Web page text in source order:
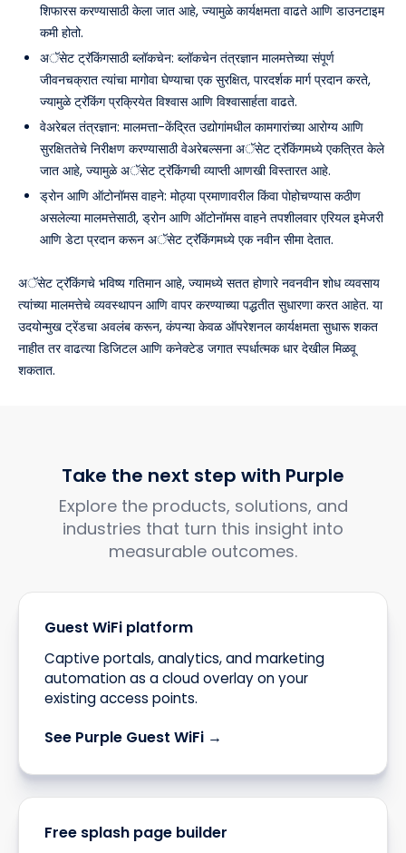
शिफारस करण्यासाठी केला जात आहे, ज्यामुळे कार्यक्षमता वाढते आणि डाउनटाइम
कमी होतो.
अॅसेट ट्रॅकिंगसाठी ब्लॉकचेन: ब्लॉकचेन तंत्रज्ञान मालमत्तेच्या संपूर्ण
जीवनचक्रात त्यांचा मागोवा घेण्याचा एक सुरक्षित, पारदर्शक मार्ग प्रदान करते,
ज्यामुळे ट्रॅकिंग प्रक्रियेत विश्वास आणि विश्वासार्हता वाढते.
वेअरेबल तंत्रज्ञान: मालमत्ता-केंद्रित उद्योगांमधील कामगारांच्या आरोग्य आणि
सुरक्षिततेचे निरीक्षण करण्यासाठी वेअरेबल्सना अॅसेट ट्रॅकिंगमध्ये एकत्रित केले
जात आहे, ज्यामुळे अॅसेट ट्रॅकिंगची व्याप्ती आणखी विस्तारत आहे.
ड्रोन आणि ऑटोनॉमस वाहने: मोठ्या प्रमाणावरील किंवा पोहोचण्यास कठीण
असलेल्या मालमत्तेसाठी, ड्रोन आणि ऑटोनॉमस वाहने तपशीलवार एरियल इमेजरी
आणि डेटा प्रदान करून अॅसेट ट्रॅकिंगमध्ये एक नवीन सीमा देतात.
अॅसेट ट्रॅकिंगचे भविष्य गतिमान आहे, ज्यामध्ये सतत होणारे नवनवीन शोध व्यवसाय
त्यांच्या मालमत्तेचे व्यवस्थापन आणि वापर करण्याच्या पद्धतीत सुधारणा करत आहेत. या
उदयोन्मुख ट्रेंडचा अवलंब करून, कंपन्या केवळ ऑपरेशनल कार्यक्षमता सुधारू शकत
नाहीत तर वाढत्या डिजिटल आणि कनेक्टेड जगात स्पर्धात्मक धार देखील मिळवू
शकतात.
Take the next step with Purple
Explore the products, solutions, and
industries that turn this insight into
measurable outcomes.
Guest WiFi platform
Captive portals, analytics, and marketing
automation as a cloud overlay on your
existing access points.
See Purple Guest WiFi →
Free splash page builder